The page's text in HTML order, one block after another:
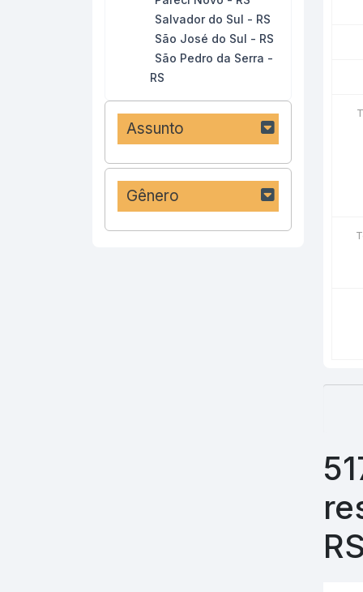
Salvador do Sul - RS
São José do Sul - RS
São Pedro da Serra -
RS
Assunto
Gênero